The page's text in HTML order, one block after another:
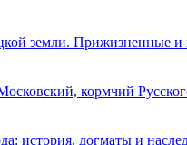
земли. Прижизненные и
кормчий
история, догматы и